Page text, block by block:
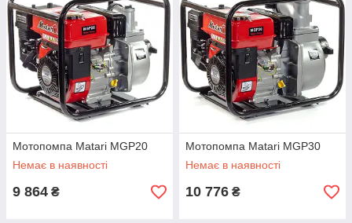
Мотопомпа Matari MGP20
Немає в наявності
9 864 ₴
Мотопомпа Matari MGP30
Немає в наявності
10 776 ₴